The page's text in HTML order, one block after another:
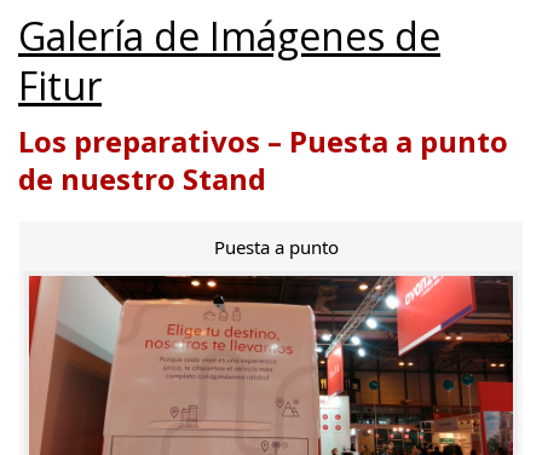
Galería de Imágenes de
Fitur
Los preparativos – Puesta a punto
de nuestro Stand
Puesta a punto